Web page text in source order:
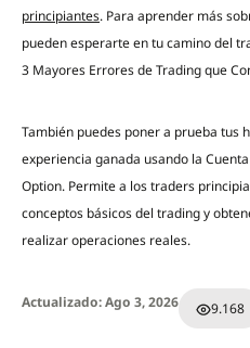
principiantes. Para aprender más
pueden esperarte en tu camino del
3 Mayores Errores de Trading que
También puedes poner a prueba tus
experiencia ganada usando la
Option. Permite a los traders
conceptos básicos del trading y
realizar operaciones reales.
Actualizado: Ago 3, 2026 9.168